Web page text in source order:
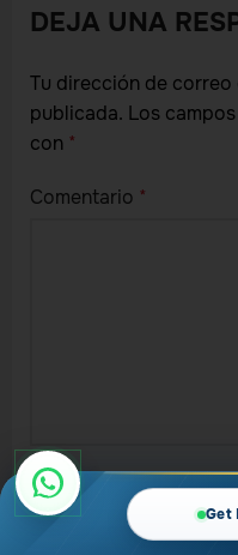
DEJA UNA
Tu dirección de
publicada. Los
con *
Comentario *
Nombre*
Get